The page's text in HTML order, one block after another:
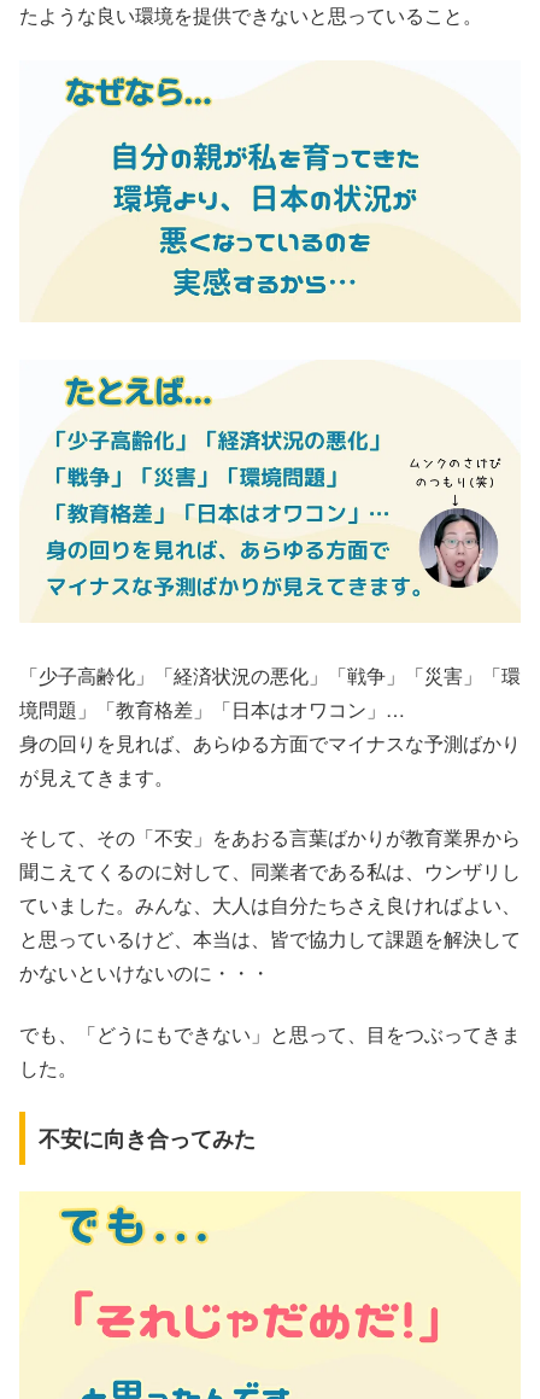
たような良い環境を提供できないと思っていること。
「少子高齢化」「経済状況の悪化」「戦争」「災害」「環
境問題」「教育格差」「日本はオワコン」…
身の回りを見れば、あらゆる方面でマイナスな予測ばかり
が見えてきます。
そして、その「不安」をあおる言葉ばかりが教育業界から
聞こえてくるのに対して、同業者である私は、ウンザリし
ていました。みんな、大人は自分たちさえ良ければよい、
と思っているけど、本当は、皆で協力して課題を解決して
かないといけないのに・・・
でも、「どうにもできない」と思って、目をつぶってきま
した。
不安に向き合ってみた